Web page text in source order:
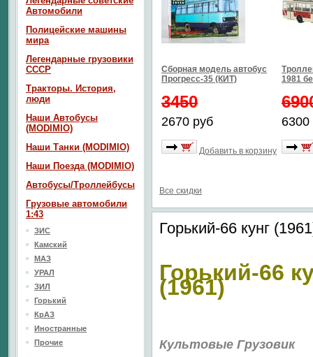
Сборная модель автобус
Прогресс-35 (КИТ)
3450
2670 руб
Добавить в корзину
1981
6300
Все скидки
Горький-66 кунг
Горький-66
(1961)
Культовые Грузовик
Автомобили
Полицейские машины
мира
Легендарные грузовики
СССР
Тракторы. История,
люди
Наши Автобусы
(MODIMIO)
Наши Танки (MODIMIO)
Наши Поезда (MODIMIO)
Автобусы/Троллейбусы
Грузовые автомобили
1:43
ЗИС
Камский
МАЗ
УРАЛ
ЗИЛ
Горький
КрАЗ
Иностранные
Прочие